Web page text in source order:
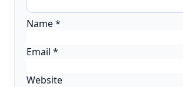
Name*
Email *
Website